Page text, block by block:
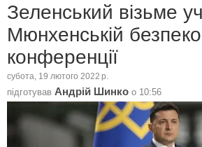
Зеленський візьме
Мюнхенській
конференції
субота, 19 лютого 2022 р.
підготував Андрій Шинко о 10:56